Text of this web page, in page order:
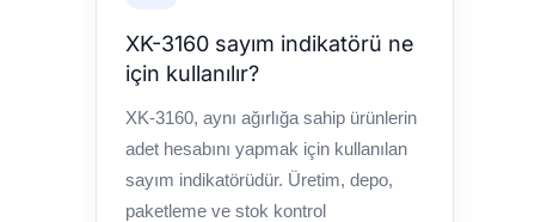
XK-3160 sayım indikatörü ne
için kullanılır?
XK-3160, aynı ağırlığa sahip ürünlerin
adet hesabını yapmak için kullanılan
sayım indikatörüdür. Üretim, depo,
paketleme ve stok kontrol